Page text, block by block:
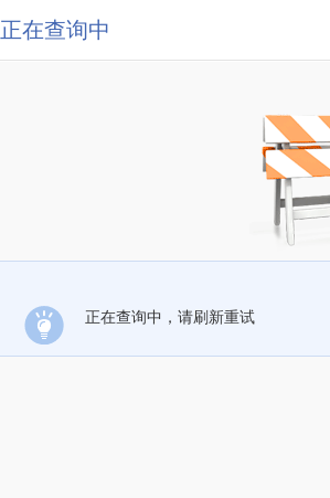
正在查询中
正在查询中，请刷新重试